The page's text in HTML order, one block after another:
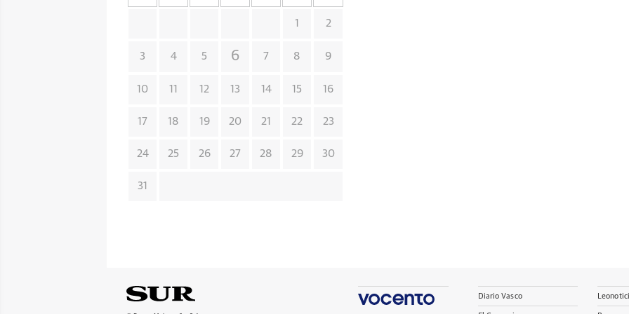
1 2
3 4 5 6 7 8 9
10 11 12 13 14 15 16
17 18 19 20 21 22 23
24 25 26 27 28 29 30
31
Diario Vasco